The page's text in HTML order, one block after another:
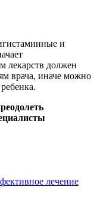
и
лекарств должен
врача, иначе можно